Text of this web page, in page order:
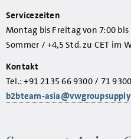
Servicezeiten
Montag bis Freitag von 7:00 bis
Sommer / +4,5 Std. zu CET im
Kontakt
Tel.: +91 2135 66 9300 / 71 9300
b2bteam-